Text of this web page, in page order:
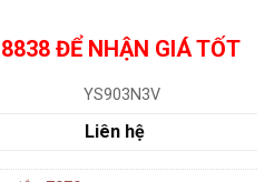
ĐỂ NHẬN GIÁ TỐT
YS903N3V
Liên hệ